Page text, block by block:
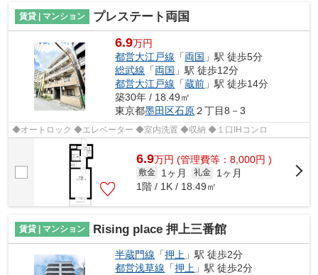
賃貸 | マンション プレステート両国
6.9万円
都営大江戸線 「両国 」駅 徒歩5分
総武線 「両国 」駅 徒歩12分
都営大江戸線 「蔵前 」駅 徒歩14分
築30年 / 18.49㎡
東京都墨田区石原２丁目8－3
◆オートロック ◆エレベーター ◆室内洗置 ◆収納 ◆１口IHコンロ
6.9万円 (管理費等：8,000円 )
敷金 1ヶ月 礼金
1ヶ月
1階 / 1K / 18.49㎡
賃貸 | マンション Rising place 押上三番館
半蔵門線 「押上 」駅 徒歩2分
都営浅草線 「押上 」駅 徒歩2分